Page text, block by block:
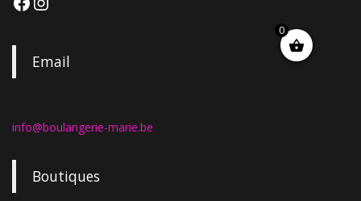
Email
info@boulangerie-marie.be
Boutiques
0